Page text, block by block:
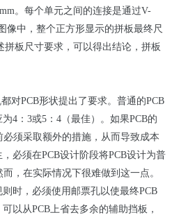
。每个单元之间的连接是通过V-
像中，整个正方形显示的拼板最终尺
拼板尺寸要求，可以得出结论，拼板
对PCB形状提出了要求。普通的PCB
4：3或5：4（最佳）。如果PCB的
须采取额外的措施，从而导致成本
必须在PCB设计阶段将PCB设计为普
，在实际情况下很难做到这一点。
时，必须使用邮票孔以使最终PCB
以从PCB上省去多余的辅助挡板，